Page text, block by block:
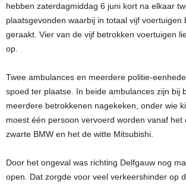
hebben zaterdagmiddag 6 juni kort na elkaar
plaatsgevonden waarbij in totaal vijf voertuigen
geraakt. Vier van de vijf betrokken voertuigen
op.
Twee ambulances en meerdere politie-
spoed ter plaatse. In beide ambulances zijn bij
meerdere betrokkenen nagekeken, onder wie
moest één persoon vervoerd worden vanaf het
zwarte BMW en het de witte Mitsubishi.
Door het ongeval was richting Delfgauw nog
open. Dat zorgde voor veel verkeershinder op